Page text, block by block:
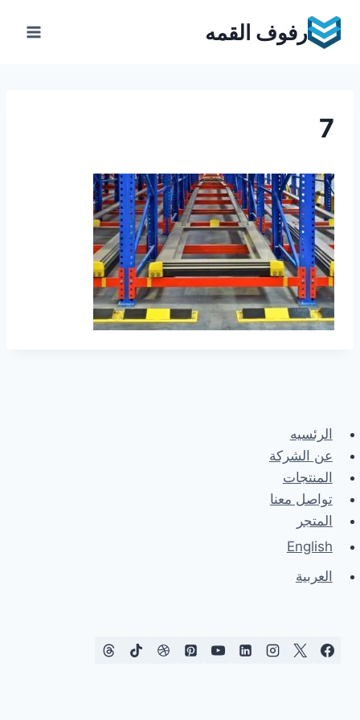
content
رفوف القمه
7
الرئسيه
عن الشركة
المنتجات
تواصل معنا
المتجر
English
العربية